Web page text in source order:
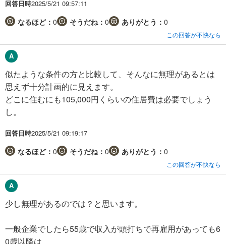
回答日時2025/5/21 09:57:11
なるほど： 0 そうだね： 0 ありがとう： 0
この回答が不快なら
似たような条件の方と比較して、そんなに無理があるとは
思えず十分計画的に見えます。
どこに住むにも105,000円くらいの住居費は必要でしょう
し。
回答日時2025/5/21 09:19:17
なるほど： 0 そうだね： 0 ありがとう： 0
この回答が不快なら
少し無理があるのでは？と思います。
一般企業でしたら55歳で収入が頭打ちで再雇用があっても6
0歳以降は